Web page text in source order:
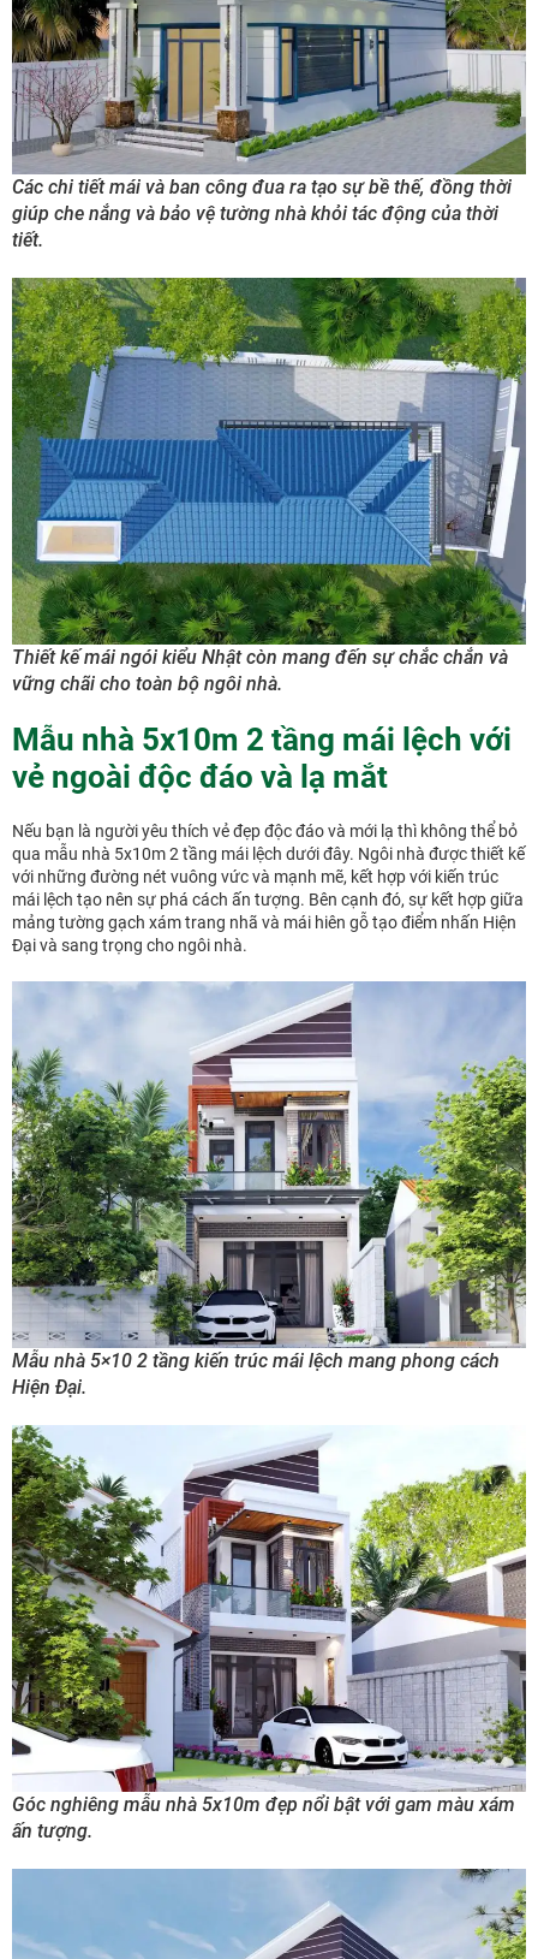
Các chi tiết mái và ban công đua ra tạo sự bề thế, đồng thời
giúp che nắng và bảo vệ tường nhà khỏi tác động của thời
tiết.
Thiết kế mái ngói kiểu Nhật còn mang đến sự chắc chắn và
vững chãi cho toàn bộ ngôi nhà.
Mẫu nhà 5x10m 2 tầng mái lệch với
vẻ ngoài độc đáo và lạ mắt
Nếu bạn là người yêu thích vẻ đẹp độc đáo và mới lạ thì không thể bỏ
qua mẫu nhà 5x10m 2 tầng mái lệch dưới đây. Ngôi nhà được thiết kế
với những đường nét vuông vức và mạnh mẽ, kết hợp với kiến trúc
mái lệch tạo nên sự phá cách ấn tượng. Bên cạnh đó, sự kết hợp giữa
mảng tường gạch xám trang nhã và mái hiên gỗ tạo điểm nhấn Hiện
Đại và sang trọng cho ngôi nhà.
Mẫu nhà 5×10 2 tầng kiến trúc mái lệch mang phong cách
Hiện Đại.
Góc nghiêng mẫu nhà 5x10m đẹp nổi bật với gam màu xám
ấn tượng.